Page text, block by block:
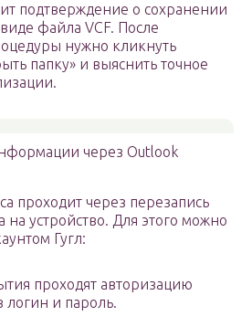
подтверждение о сохранении
файла VCF. После
нужно кликнуть
папку» и выяснить точное
через Outlook
проходит через перезапись
устройство. Для этого можно
Гугл:
проходят авторизацию
логин и пароль.